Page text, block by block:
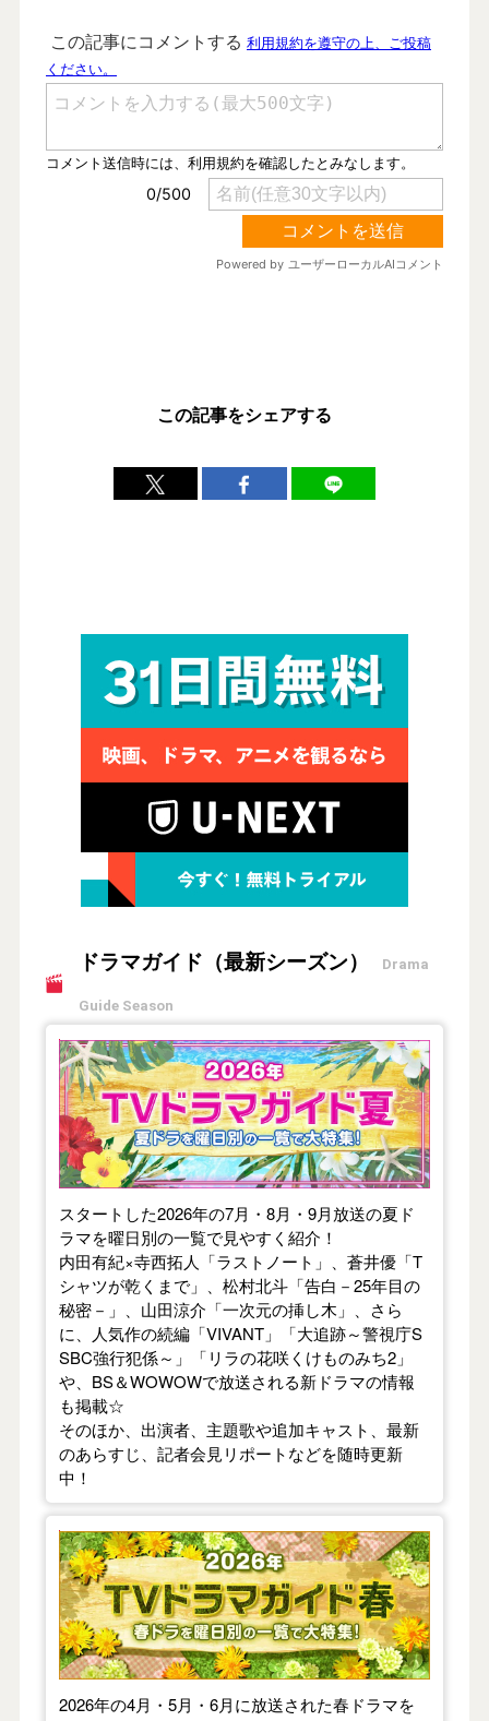
この記事をシェアする
ドラマガイド（最新シーズン） Drama
Guide Season
【2026年夏】TVドラマガイド
スタートした2026年の7月・8月・9月放送の夏ド
ラマを曜日別の一覧で見やすく紹介！
内田有紀×寺西拓人「ラストノート」、蒼井優「T
シャツが乾くまで」、松村北斗「告白－25年目の
秘密－」、山田涼介「一次元の挿し木」、さら
に、人気作の続編「VIVANT」「大追跡～警視庁S
SBC強行犯係～」「リラの花咲くけものみち2」
や、BS＆WOWOWで放送される新ドラマの情報
も掲載☆
そのほか、出演者、主題歌や追加キャスト、最新
のあらすじ、記者会見リポートなどを随時更新
中！
【2026年春】TVドラマガイド
2026年の4月・5月・6月に放送された春ドラマを